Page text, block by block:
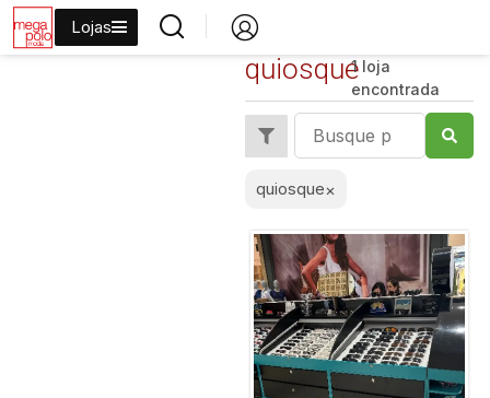
Lojas
quiosque1 loja
encontrada
quiosque×